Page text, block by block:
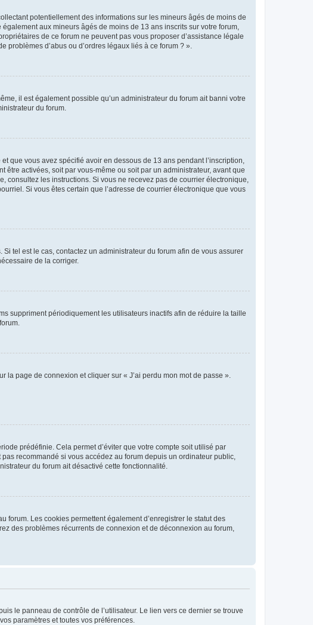
potentiellement des informations sur les mineurs âgés de moins de
aux mineurs âgés de moins de 13 ans inscrits sur votre forum,
de ce forum ne peuvent pas vous proposer d’assistance légale
d’abus ou d’ordres légaux liés à ce forum ? ».
il est également possible qu’un administrateur du forum ait banni votre
du forum.
que vous avez spécifié avoir en dessous de 13 ans pendant l’inscription,
activées, soit par vous-même ou soit par un administrateur, avant que
les instructions. Si vous ne recevez pas de courrier électronique,
Si vous êtes certain que l’adresse de courrier électronique que vous
tel est le cas, contactez un administrateur du forum afin de vous assurer
de la corriger.
suppriment périodiquement les utilisateurs inactifs afin de réduire la taille
page de connexion et cliquer sur « J’ai perdu mon mot de passe ».
prédéfinie. Cela permet d’éviter que votre compte soit utilisé par
recommandé si vous accédez au forum depuis un ordinateur public,
du forum ait désactivé cette fonctionnalité.
forum. Les cookies permettent également d’enregistrer le statut des
des problèmes récurrents de connexion et de déconnexion au forum,
le panneau de contrôle de l’utilisateur. Le lien vers ce dernier se trouve
paramètres et toutes vos préférences.